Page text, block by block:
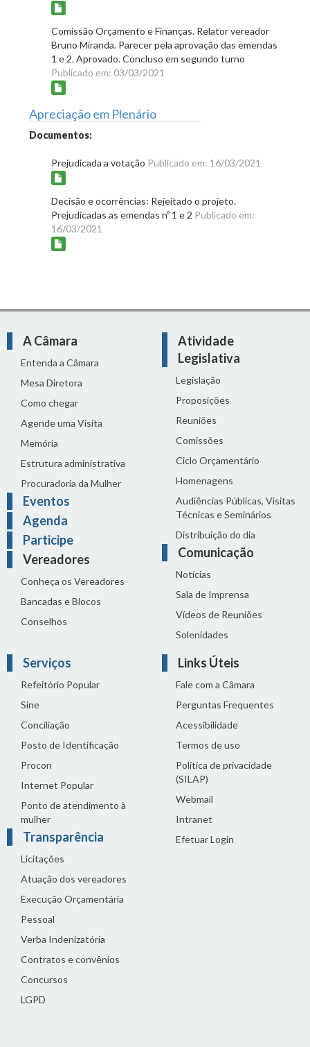
Comissão Orçamento e Finanças. Relator vereador
Bruno Miranda. Parecer pela aprovação das emendas
1 e 2. Aprovado. Concluso em segundo turno
Publicado em: 03/03/2021
Apreciação em Plenário
Documentos:
Prejudicada a votação Publicado em: 16/03/2021
Decisão e ocorrências: Rejeitado o projeto.
Prejudicadas as emendas nº 1 e 2 Publicado em:
16/03/2021
A Câmara
Entenda a Câmara
Mesa Diretora
Como chegar
Agende uma Visita
Memória
Estrutura administrativa
Procuradoria da Mulher
Eventos
Agenda
Participe
Vereadores
Conheça os Vereadores
Bancadas e Blocos
Conselhos
Atividade
Legislativa
Legislação
Proposições
Reuniões
Comissões
Ciclo Orçamentário
Homenagens
Audiências Públicas, Visitas
Técnicas e Seminários
Distribuição do dia
Comunicação
Notícias
Sala de Imprensa
Vídeos de Reuniões
Solenidades
Serviços
Refeitório Popular
Sine
Conciliação
Posto de Identificação
Procon
Internet Popular
Ponto de atendimento à
mulher
Transparência
Licitações
Atuação dos vereadores
Execução Orçamentária
Pessoal
Verba Indenizatória
Contratos e convênios
Concursos
LGPD
Links Úteis
Fale com a Câmara
Perguntas Frequentes
Acessibilidade
Termos de uso
Política de privacidade
(SILAP)
Webmail
Intranet
Efetuar Login